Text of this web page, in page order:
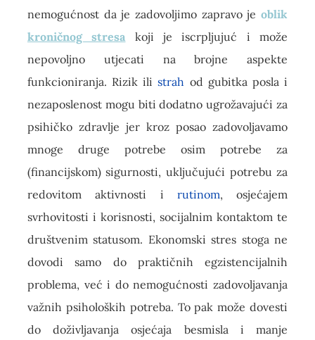
nemogućnost da je zadovoljimo zapravo jeoblik
kroničnog stresa koji je iscrpljujuć i može
nepovoljno utjecati na brojne aspekte
funkcioniranja. Rizik ilistrah od gubitka posla i
nezaposlenost mogu biti dodatno ugrožavajući za
psihičko zdravlje jer kroz posao zadovoljavamo
mnoge druge potrebe osim potrebe za
(financijskom) sigurnosti, uključujući potrebu za
redovitom aktivnosti i rutinom, osjećajem
svrhovitosti i korisnosti, socijalnim kontaktom te
društvenim statusom. Ekonomski stres stoga ne
dovodi samo do praktičnih egzistencijalnih
problema, već i do nemogućnosti zadovoljavanja
važnih psiholoških potreba. To pak može dovesti
do doživljavanja osjećaja besmisla i manje